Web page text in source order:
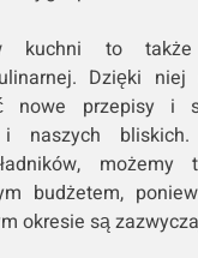
kuchni to
Dzięki
nowe przepisy i
naszych
możemy
budżetem,
okresie są